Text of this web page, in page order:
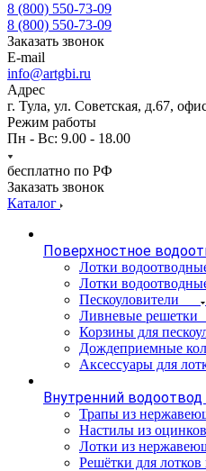
8 (800) 550-73-09
8 (800) 550-73-09
Заказать звонок
E-mail
info@artgbi.ru
Адрес
г. Тула, ул. Советская, д.67,
Режим работы
Пн - Вс: 9.00 - 18.00
бесплатно по РФ
Заказать звонок
Каталог
Поверхностное
Лотки
Лотки
Пескоуловители
Ливневые решетки
Корзины для
Дождеприемные
Аксессуары для
Внутренний водоотвод
Трапы из
Настилы из
Лотки из
Решётки для